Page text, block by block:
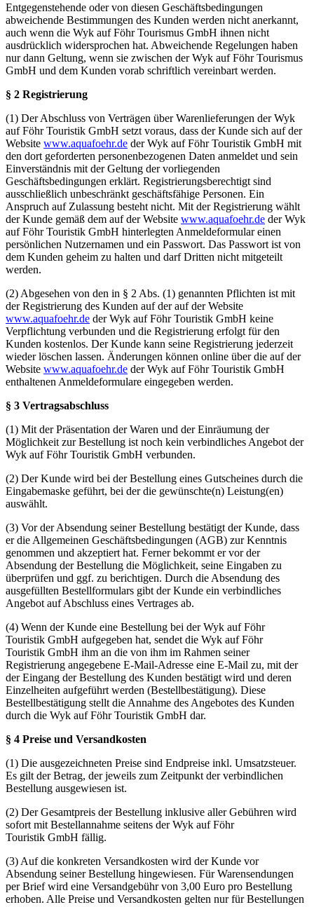
Entgegenstehende oder von diesen Geschäftsbedingungen
abweichende Bestimmungen des Kunden werden nicht anerkannt,
auch wenn die Wyk auf Föhr Tourismus GmbH ihnen nicht
ausdrücklich widersprochen hat. Abweichende Regelungen haben
nur dann Geltung, wenn sie zwischen der Wyk auf Föhr Tourismus
GmbH und dem Kunden vorab schriftlich vereinbart werden.
§ 2 Registrierung
(1) Der Abschluss von Verträgen über Warenlieferungen der Wyk
auf Föhr Touristik GmbH setzt voraus, dass der Kunde sich auf der
Website www.aquafoehr.de der Wyk auf Föhr Touristik GmbH mit
den dort geforderten personenbezogenen Daten anmeldet und sein
Einverständnis mit der Geltung der vorliegenden
Geschäftsbedingungen erklärt. Registrierungsberechtigt sind
ausschließlich unbeschränkt geschäftsfähige Personen. Ein
Anspruch auf Zulassung besteht nicht. Mit der Registrierung wählt
der Kunde gemäß dem auf der Website www.aquafoehr.de der Wyk
auf Föhr Touristik GmbH hinterlegten Anmeldeformular einen
persönlichen Nutzernamen und ein Passwort. Das Passwort ist von
dem Kunden geheim zu halten und darf Dritten nicht mitgeteilt
werden.
(2) Abgesehen von den in § 2 Abs. (1) genannten Pflichten ist mit
der Registrierung des Kunden auf der auf der Website
www.aquafoehr.de der Wyk auf Föhr Touristik GmbH keine
Verpflichtung verbunden und die Registrierung erfolgt für den
Kunden kostenlos. Der Kunde kann seine Registrierung jederzeit
wieder löschen lassen. Änderungen können online über die auf der
Website www.aquafoehr.de der Wyk auf Föhr Touristik GmbH
enthaltenen Anmeldeformulare eingegeben werden.
§ 3 Vertragsabschluss
(1) Mit der Präsentation der Waren und der Einräumung der
Möglichkeit zur Bestellung ist noch kein verbindliches Angebot der
Wyk auf Föhr Touristik GmbH verbunden.
(2) Der Kunde wird bei der Bestellung eines Gutscheines durch die
Eingabemaske geführt, bei der die gewünschte(n) Leistung(en)
auswählt.
(3) Vor der Absendung seiner Bestellung bestätigt der Kunde, dass
er die Allgemeinen Geschäftsbedingungen (AGB) zur Kenntnis
genommen und akzeptiert hat. Ferner bekommt er vor der
Absendung der Bestellung die Möglichkeit, seine Eingaben zu
überprüfen und ggf. zu berichtigen. Durch die Absendung des
ausgefüllten Bestellformulars gibt der Kunde ein verbindliches
Angebot auf Abschluss eines Vertrages ab.
(4) Wenn der Kunde eine Bestellung bei der Wyk auf Föhr
Touristik GmbH aufgegeben hat, sendet die Wyk auf Föhr
Touristik GmbH ihm an die von ihm im Rahmen seiner
Registrierung angegebene E-Mail-Adresse eine E-Mail zu, mit der
der Eingang der Bestellung des Kunden bestätigt wird und deren
Einzelheiten aufgeführt werden (Bestellbestätigung). Diese
Bestellbestätigung stellt die Annahme des Angebotes des Kunden
durch die Wyk auf Föhr Touristik GmbH dar.
§ 4 Preise und Versandkosten
(1) Die ausgezeichneten Preise sind Endpreise inkl. Umsatzsteuer.
Es gilt der Betrag, der jeweils zum Zeitpunkt der verbindlichen
Bestellung ausgewiesen ist.
(2) Der Gesamtpreis der Bestellung inklusive aller Gebühren wird
sofort mit Bestellannahme seitens der Wyk auf Föhr
Touristik GmbH fällig.
(3) Auf die konkreten Versandkosten wird der Kunde vor
Absendung seiner Bestellung hingewiesen. Für Warensendungen
per Brief wird eine Versandgebühr von 3,00 Euro pro Bestellung
erhoben. Alle Preise und Versandkosten gelten nur für Bestellungen